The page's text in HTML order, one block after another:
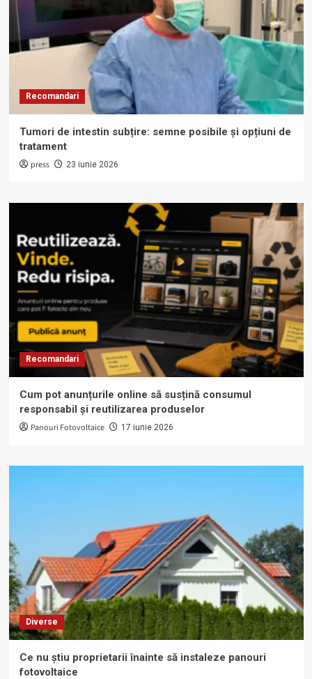
Recomandari
Tumori de intestin subțire: semne posibile și opțiuni de
tratament
press 23 iunie 2026
Recomandari
Cum pot anunțurile online să susțină consumul
responsabil și reutilizarea produselor
Panouri Fotovoltaice 17 iunie 2026
Diverse
Ce nu știu proprietarii înainte să instaleze panouri
fotovoltaice